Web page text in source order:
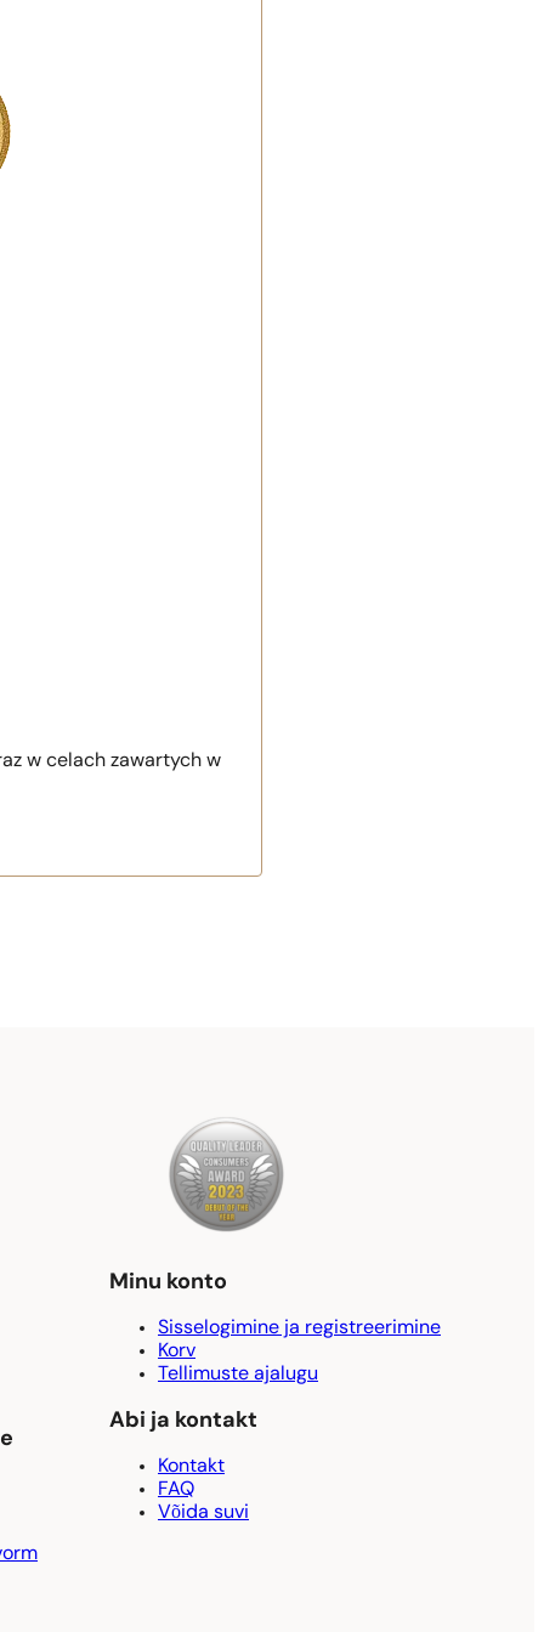
w celach zawartych w
Minu konto
Sisselogimine ja registreerimine
Korv
Tellimuste ajalugu
Abi ja kontakt
Kontakt
FAQ
Võida suvi